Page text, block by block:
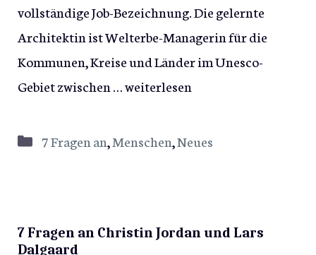
vollständige Job-Bezeichnung. Die gelernte
Architektin ist Welterbe-Managerin für die
Kommunen, Kreise und Länder im Unesco-
Gebiet zwischen …weiterlesen
Kategorien
7 Fragen an,Menschen,Neues
7 Fragen an Christin Jordan und Lars
Dalgaard